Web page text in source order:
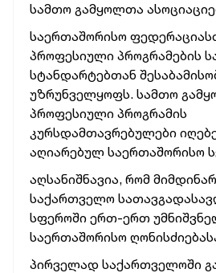
სამთო გამყოლთა
საერთაშორისო
პროფესიული პროგრამების
სტანდარტებთან
უზრუნველყოფს. სამთო
პროფესიული პროგრამის
კურსდამთავრებულები
აღიარებულ საერთაშორისო
აღსანიშნავია, რომ
საქართველო
სფეროში ერთ-ერთ
საერთაშორისო
პირველად საქართველოში